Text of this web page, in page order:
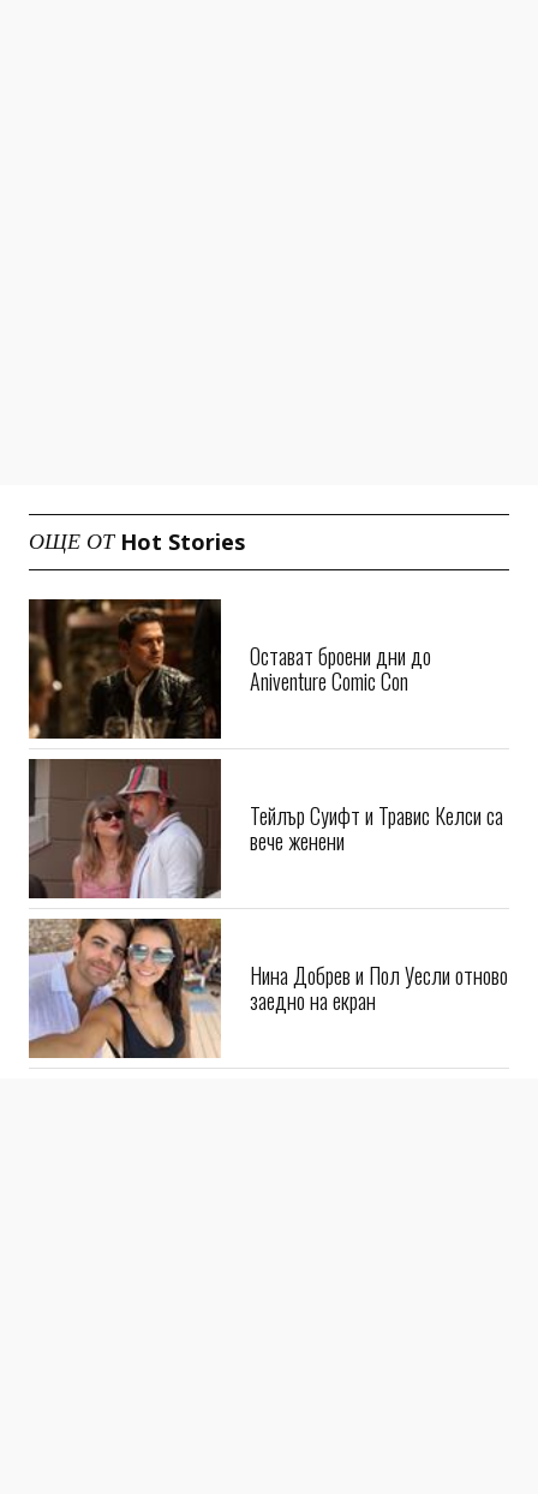
ОЩЕ ОТ Hot Stories
Остават броени дни до
Aniventure Comic Con
Тейлър Суифт и Травис Келси са
вече женени
Нина Добрев и Пол Уесли отново
заедно на екран